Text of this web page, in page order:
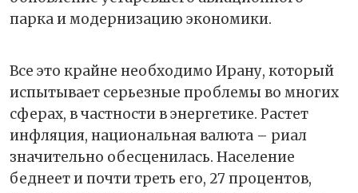
парка и модернизацию экономики.
Все это крайне необходимо Ирану, который
испытывает серьезные проблемы во многих
сферах, в частности в энергетике. Растет
инфляция, национальная валюта – риал
значительно обесценилась. Население
беднеет и почти треть его, 27 процентов,